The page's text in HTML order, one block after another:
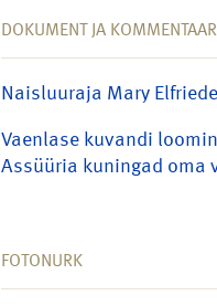
DOKUMENT JA KOMMENTAAR
Naisluuraja Mary
Vaenlase kuvandi
Assüüria kuningad oma
FOTONURK